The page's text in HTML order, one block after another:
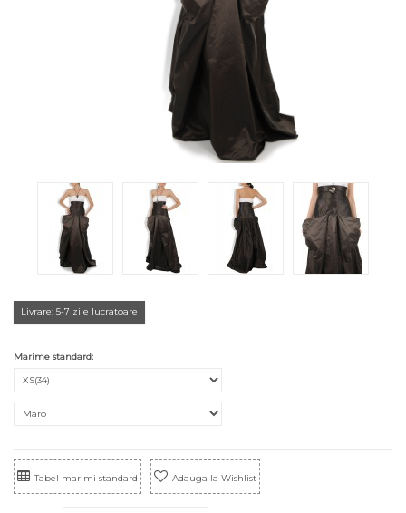
Livrare: 5-7 zile lucratoare
Marime standard:
Tabel marimi standard Adauga la Wishlist